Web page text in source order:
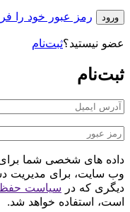
ورود
رمز عبور خود را
عضو نیستید؟ثبت‌نام
ثبت‌نام
داده های شخصی شما برای
وب سایت، برای مدیریت
دیگری که در سیاست
است، استفاده خواهد شد.